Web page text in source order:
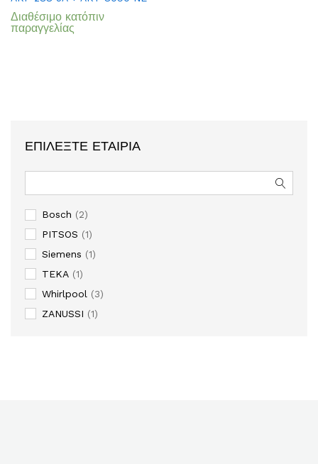
list
Διαθέσιμο κατόπιν
παραγγελίας
ΕΠΙΛΈΞΤΕ ΕΤΑΙΡΊΑ
Bosch (2)
PITSOS (1)
Siemens (1)
TEKA (1)
Whirlpool (3)
ZANUSSI (1)